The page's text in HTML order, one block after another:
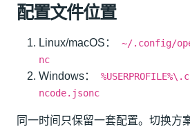
配置文件位置
Linux/macOS：
~/.config/
nc
Windows：
ncode.jsonc
同一时间只保留一套配置。切换方